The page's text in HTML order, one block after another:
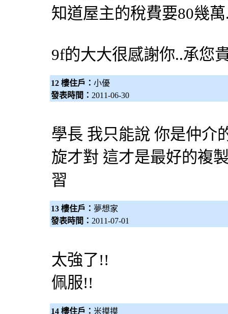
知道屋主的稅費要80幾
9f的大大很感謝你..承您
12 樓住戶： 小優
發表時間： 2011-06-30
學長 我只能說 你是仲介
旋才對 這才是最好的複
習
13 樓住戶： 夢想家
發表時間： 2011-07-01
太強了!!
佩服!!
14 樓住戶： 米摸摸